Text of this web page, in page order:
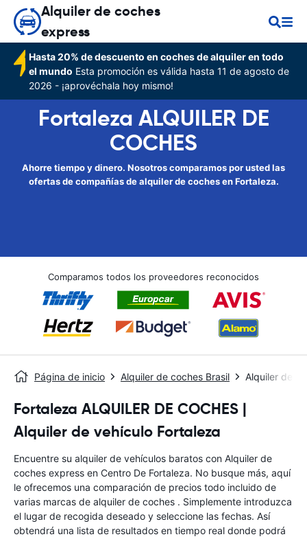
Alquiler de coches
express
Hasta 20% de descuento en coches de alquiler en todo
el mundo Esta promoción es válida hasta 11 de agosto de
2026 - ¡aprovéchala hoy mismo!
Fortaleza ALQUILER DE
COCHES
Ahorre tiempo y dinero. Nosotros comparamos por usted las
ofertas de compañías de alquiler de coches en Fortaleza.
Comparamos todos los proveedores reconocidos
Página de inicio Alquiler de coches Brasil Alquiler de
Fortaleza ALQUILER DE COCHES |
Alquiler de vehículo Fortaleza
Encuentre su alquiler de vehículos baratos con Alquiler de
coches express en Centro De Fortaleza. No busque más, aquí
le ofrecemos una comparación de precios todo incluido de
varias marcas de alquiler de coches . Simplemente introduzca
el lugar de recogida deseado y seleccione las fechas. Así
obtendrá una lista de resultados en tiempo real donde podrá